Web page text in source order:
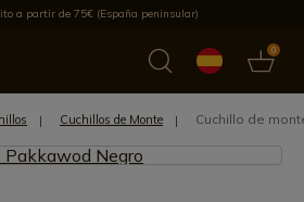
a partir de 75€ (España peninsular)
0
novedades Los más vendidos
Cuchillos de Monte Cuchillo de